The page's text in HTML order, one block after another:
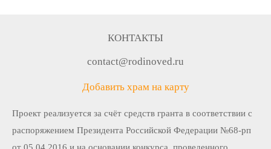
КОНТАКТЫ
contact@rodinoved.ru
Добавить храм на карту
Проект реализуется за счёт средств гранта в соответствии c
распоряжением Президента Российской Федерации №68-рп